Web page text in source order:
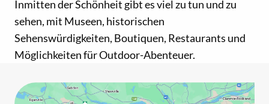
Inmitten der Schönheit gibt es viel zu tun und zu
sehen, mit Museen, historischen
Sehenswürdigkeiten, Boutiquen, Restaurants und
Möglichkeiten für Outdoor-Abenteuer.